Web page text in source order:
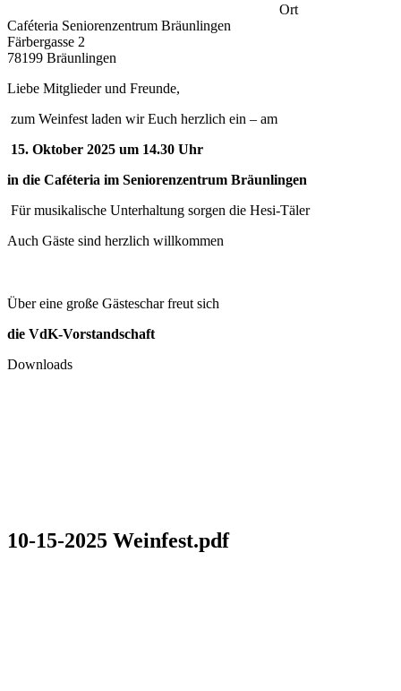
Ort
Caféteria Seniorenzentrum Bräunlingen
Färbergasse 2
78199 Bräunlingen
Liebe Mitglieder und Freunde,
zum Weinfest laden wir Euch herzlich ein – am
15. Oktober 2025 um 14.30 Uhr
in die Caféteria im Seniorenzentrum Bräunlingen
Für musikalische Unterhaltung sorgen die Hesi-Täler
Auch Gäste sind herzlich willkommen
Über eine große Gästeschar freut sich
die VdK-Vorstandschaft
Downloads
10-15-2025 Weinfest.pdf